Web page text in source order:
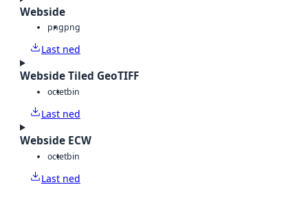
Webside
pngpng
Last ned
Webside Tiled GeoTIFF
octetbin
Last ned
Webside ECW
octetbin
Last ned